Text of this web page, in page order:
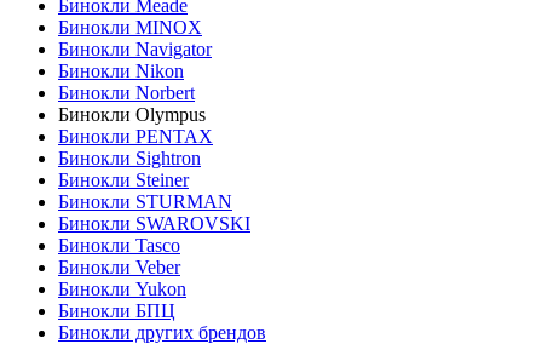
Бинокли Meade
Бинокли MINOX
Бинокли Navigator
Бинокли Nikon
Бинокли Norbert
Бинокли Olympus
Бинокли PENTAX
Бинокли Sightron
Бинокли Steiner
Бинокли STURMAN
Бинокли SWAROVSKI
Бинокли Tasco
Бинокли Veber
Бинокли Yukon
Бинокли БПЦ
Бинокли других брендов